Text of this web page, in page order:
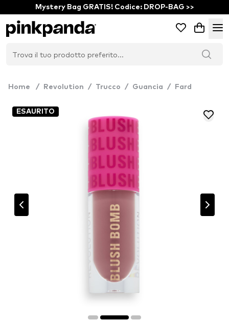
Mystery Bag GRATIS! Codice: DROP-BAG >>
Home / Revolution / Trucco / Guancia / Fard
ESAURITO